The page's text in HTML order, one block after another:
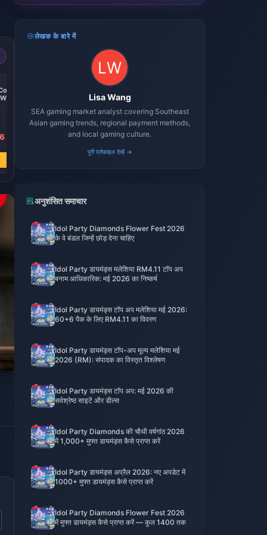
₹ 2165.56
-24%
1000 TWD TW
₹ 2746.92
लेखक के बारे में
Lisa Wang
SEA gaming market analyst covering Southeast
Asian gaming trends, regional payment methods,
and local gaming culture.
पूरी प्रोफ़ाइल देखें →
अनुशंसित समाचार
Idol Party Diamonds Flower Fest 2026
के वे बंडल जिन्हें छोड़ देना चाहिए
Idol Party डायमंड्स मलेशिया RM4.11 टॉप अप
बनाम आधिकारिक: मई 2026 का निष्कर्ष
Idol Party डायमंड्स टॉप अप मलेशिया मई 2026:
60+6 पैक के लिए RM4.11 का विवरण
Idol Party डायमंड्स टॉप-अप मूल्य मलेशिया मई
2026 (RM): संपादक का विस्तृत विश्लेषण
Idol Party डायमंड्स टॉप अप: मई 2026 की
सर्वश्रेष्ठ साइटें और डील्स
Idol Party Diamonds की चौथी वर्षगांठ 2026
में 1,000+ मुफ्त डायमंड्स कैसे प्राप्त करें
Idol Party डायमंड्स अप्रैल 2026: नए अपडेट में
1000+ मुफ्त डायमंड्स कैसे प्राप्त करें
Idol Party Diamonds Flower Fest 2026
में मुफ्त डायमंड्स कैसे प्राप्त करें — कुल 1400 तक